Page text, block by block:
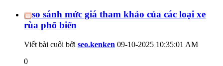
so sánh mức giá tham khảo của các loại xe
rùa phổ biến
Viết bài cuối bởi seo.kenken 09-10-2025 10:35:01 AM
0